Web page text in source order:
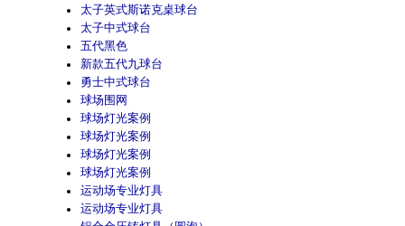
太子英式斯诺克桌球台
太子中式球台
五代黑色
新款五代九球台
勇士中式球台
球场围网
球场灯光案例
球场灯光案例
球场灯光案例
球场灯光案例
运动场专业灯具
运动场专业灯具